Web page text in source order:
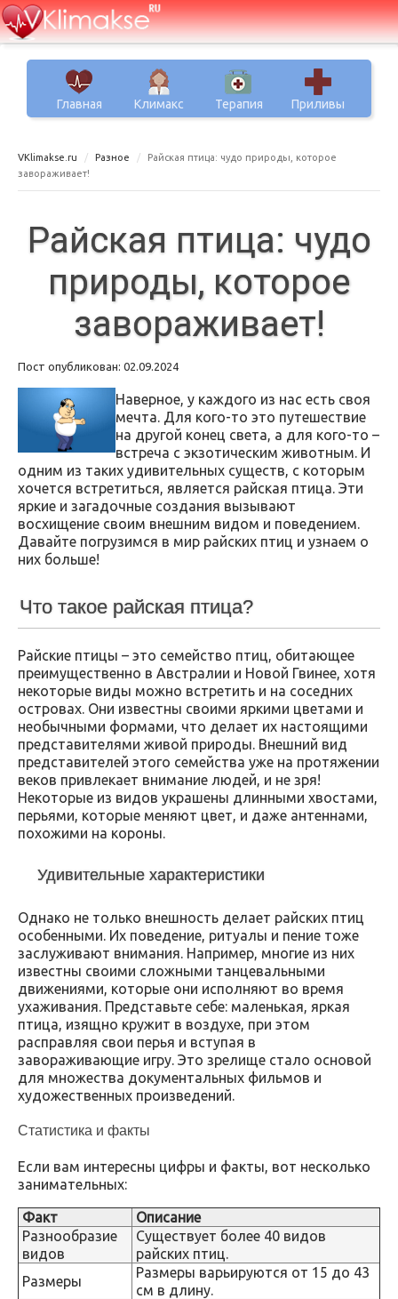
Главная Климакс Терапия Приливы
VKlimakse.ru Разное
Райская птица: чудо природы, которое
завораживает!
Райская птица: чудо
природы, которое
завораживает!
Пост опубликован: 02.09.2024
Наверное, у каждого из нас есть своя
мечта. Для кого-то это путешествие
на другой конец света, а для кого-то –
встреча с экзотическим животным. И
одним из таких удивительных существ, с которым
хочется встретиться, является райская птица. Эти
яркие и загадочные создания вызывают
восхищение своим внешним видом и поведением.
Давайте погрузимся в мир райских птиц и узнаем о
них больше!
Что такое райская птица?
Райские птицы – это семейство птиц, обитающее
преимущественно в Австралии и Новой Гвинее, хотя
некоторые виды можно встретить и на соседних
островах. Они известны своими яркими цветами и
необычными формами, что делает их настоящими
представителями живой природы. Внешний вид
представителей этого семейства уже на протяжении
веков привлекает внимание людей, и не зря!
Некоторые из видов украшены длинными хвостами,
перьями, которые меняют цвет, и даже антеннами,
похожими на короны.
Удивительные характеристики
Однако не только внешность делает райских птиц
особенными. Их поведение, ритуалы и пение тоже
заслуживают внимания. Например, многие из них
известны своими сложными танцевальными
движениями, которые они исполняют во время
ухаживания. Представьте себе: маленькая, яркая
птица, изящно кружит в воздухе, при этом
расправляя свои перья и вступая в
завораживающие игру. Это зрелище стало основой
для множества документальных фильмов и
художественных произведений.
Статистика и факты
Если вам интересны цифры и факты, вот несколько
занимательных:
Факт
Описание
Разнообразие
видов
Существует более 40 видов
райских птиц.
Размеры
Размеры варьируются от 15 до 43
см в длину.